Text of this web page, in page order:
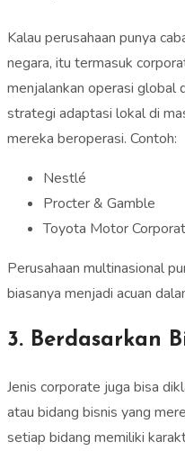
Kalau perusahaan punya
negara, itu termasuk
menjalankan operasi global
strategi adaptasi lokal di
mereka beroperasi. Contoh:
Nestlé
Procter & Gamble
Toyota Motor
Perusahaan multinasional
biasanya menjadi acuan
3. Berdasarkan
Jenis corporate juga bisa
atau bidang bisnis yang
setiap bidang memiliki